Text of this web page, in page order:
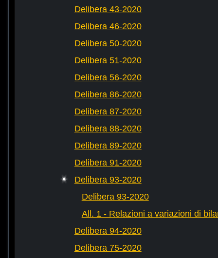
Delibera 43-2020
Delibera 46-2020
Delibera 50-2020
Delibera 51-2020
Delibera 56-2020
Delibera 86-2020
Delibera 87-2020
Delibera 88-2020
Delibera 89-2020
Delibera 91-2020
Delibera 93-2020
Delibera 93-2020
All. 1 - Relazioni a variazioni di
Delibera 94-2020
Delibera 75-2020